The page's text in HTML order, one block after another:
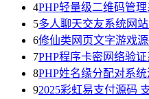
4PHP轻量级二维码管
5多人聊天交友系统网
6修仙类网页文字游戏
7PHP程序卡密网络验
8PHP姓名缘分配对系
92025彩虹易支付源码